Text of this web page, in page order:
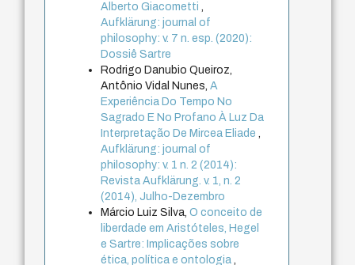
Alberto Giacometti,
Aufklärung: journal of
philosophy: v. 7 n. esp. (2020):
Dossiê Sartre
Rodrigo Danubio Queiroz,
Antônio Vidal Nunes,A
Experiência Do Tempo No
Sagrado E No Profano À Luz Da
Interpretação De Mircea Eliade,
Aufklärung: journal of
philosophy: v. 1 n. 2 (2014):
Revista Aufklärung. v. 1, n. 2
(2014), Julho-Dezembro
Márcio Luiz Silva,O conceito de
liberdade em Aristóteles, Hegel
e Sartre: Implicações sobre
ética, política e ontologia,